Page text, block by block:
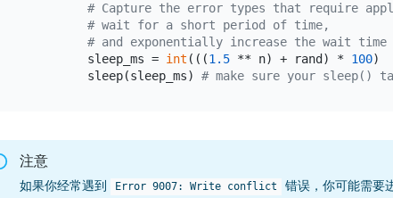
# Capture the error types that require
# wait for a short period of time,
# and exponentially increase the wait
            sleep_ms =
int (((1.5 ** n) + rand) * 100)
            sleep(sleep_ms)
# make sure your sleep()
注意
如果你经常遇到 Error 9007: Write conflict
错误，你可能需要